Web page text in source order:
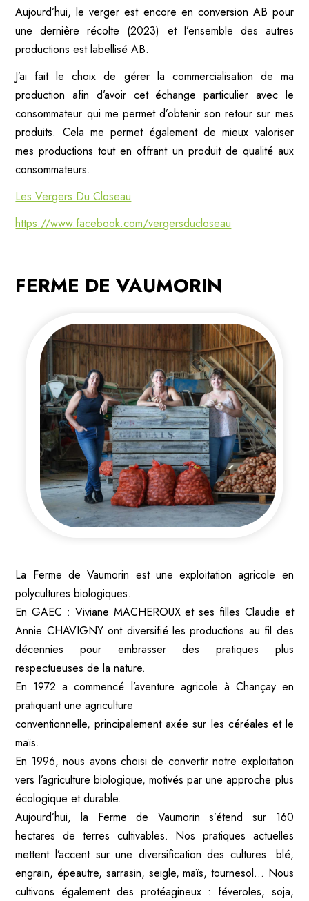
Aujourd’hui, le verger est encore en conversion AB pour
une dernière récolte (2023) et l’ensemble des autres
productions est labellisé AB.
J’ai fait le choix de gérer la commercialisation de ma
production afin d’avoir cet échange particulier avec le
consommateur qui me permet d’obtenir son retour sur mes
produits. Cela me permet également de mieux valoriser
mes productions tout en offrant un produit de qualité aux
consommateurs.
Les Vergers Du Closeau
https://www.facebook.com/vergersducloseau
FERME DE VAUMORIN
La Ferme de Vaumorin est une exploitation agricole en
polycultures biologiques.
En GAEC : Viviane MACHEROUX et ses filles Claudie et
Annie CHAVIGNY ont diversifié les productions au fil des
décennies pour embrasser des pratiques plus
respectueuses de la nature.
En 1972 a commencé l’aventure agricole à Chançay en
pratiquant une agriculture
conventionnelle, principalement axée sur les céréales et le
maïs.
En 1996, nous avons choisi de convertir notre exploitation
vers l’agriculture biologique, motivés par une approche plus
écologique et durable.
Aujourd’hui, la Ferme de Vaumorin s’étend sur 160
hectares de terres cultivables. Nos pratiques actuelles
mettent l’accent sur une diversification des cultures: blé,
engrain, épeautre, sarrasin, seigle, maïs, tournesol… Nous
cultivons également des protéagineux : féveroles, soja,